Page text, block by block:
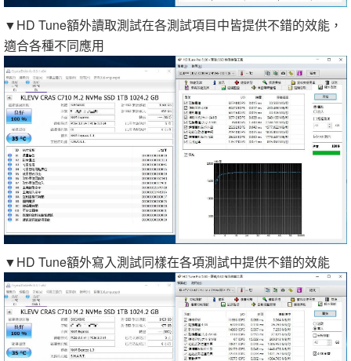
▼HD Tune額外讀取測試在各測試項目中皆提供不錯的效能，
適合各種不同應用
▼HD Tune額外寫入測試同樣在各項測試中提供不錯的效能